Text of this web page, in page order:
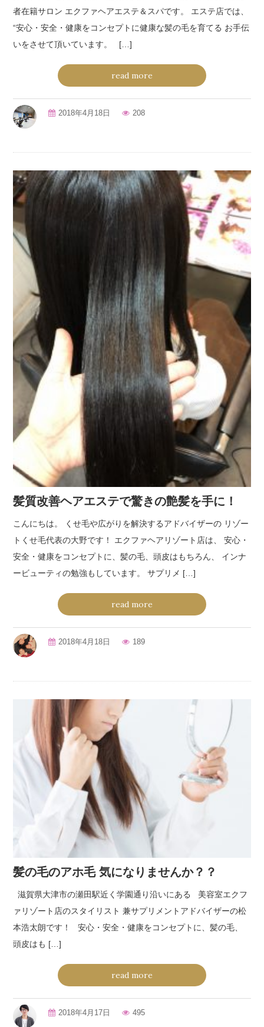
者在籍サロン エクファヘアエステ＆スパです。 エステ店では、
“安心・安全・健康をコンセプトに健康な髪の毛を育てる お手伝
いをさせて頂いています。 […]
read more
2018年4月18日 208
髪質改善ヘアエステで驚きの艶髪を手に！
こんにちは。 くせ毛や広がりを解決するアドバイザーの リゾー
トくせ毛代表の大野です！ エクファヘアリゾート店は、 安心・
安全・健康をコンセプトに、髪の毛、頭皮はもちろん、 インナ
ービューティの勉強もしています。 サプリメ […]
read more
2018年4月18日 189
髪の毛のアホ毛 気になりませんか？？
滋賀県大津市の瀬田駅近く学園通り沿いにある 美容室エクフ
ァリゾート店のスタイリスト 兼サプリメントアドバイザーの松
本浩太朗です！ 安心・安全・健康をコンセプトに、髪の毛、
頭皮はも […]
read more
2018年4月17日 495